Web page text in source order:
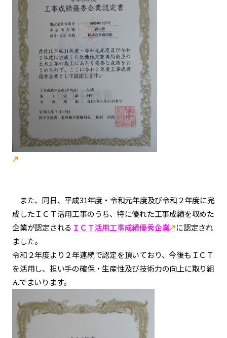
また、同日、平成31年度・令和元年度及び令和２年度に完
成したＩＣＴ活用工事のうち、特に優れた工事成績を収めた
企業が認定される ＩＣＴ活用工事成績優秀企業
に認定され
ました。
令和２年度より２年連続で認定を頂いており、今後もＩＣＴ
を活用し、担い手の確保・ 生産性及び技術力の向上に取り組
んでまいります。